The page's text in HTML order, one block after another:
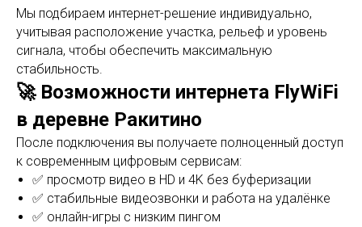
Мы подбираем интернет-решение индивидуально,
учитывая расположение участка, рельеф и уровень
сигнала, чтобы обеспечить максимальную
стабильность.
🚀 Возможности интернета FlyWiFi
в деревне Ракитино
После подключения вы получаете полноценный доступ
к современным цифровым сервисам:
✅ просмотр видео в HD и 4K без буферизации
✅ стабильные видеозвонки и работа на удалёнке
✅ онлайн-игры с низким пингом